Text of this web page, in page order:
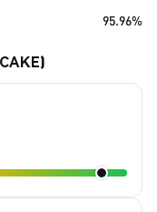
95.96%